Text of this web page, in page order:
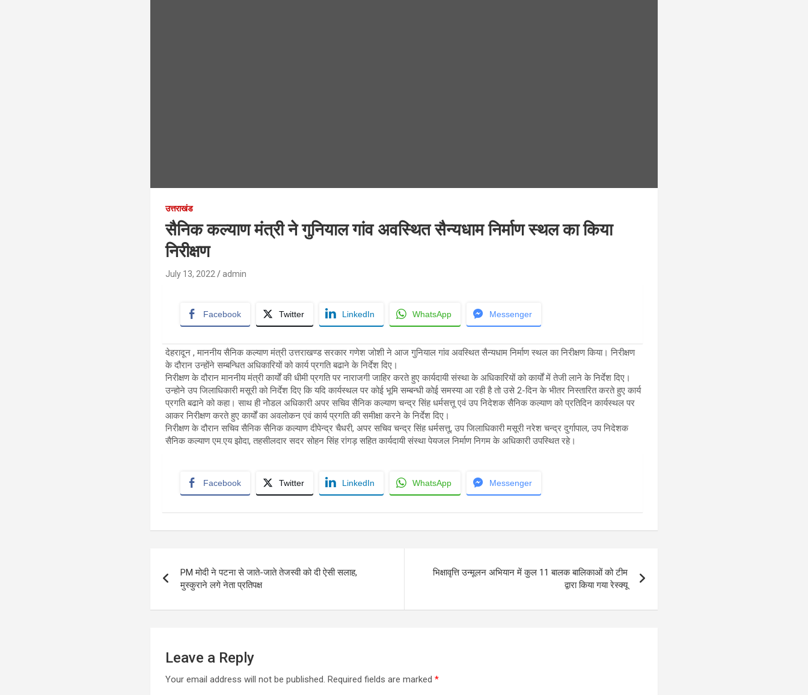
उत्तराखंड
सैनिक कल्याण मंत्री ने गुनियाल गांव अवस्थित सैन्यधाम निर्माण स्थल का किया
निरीक्षण
July 13, 2022 admin
Facebook Twitter LinkedIn WhatsApp Messenger
देहरादून , माननीय सैनिक कल्याण मंत्री उत्तराखण्ड सरकार गणेश जोशी ने आज गुनियाल गांव अवस्थित सैन्यधाम निर्माण स्थल का निरीक्षण किया। निरीक्षण
के दौरान उन्होंने सम्बन्धित अधिकारियों को कार्य प्रगति बढाने के निर्देश दिए।
निरीक्षण के दौरान माननीय मंत्री कार्यों की धीमी प्रगति पर नाराजगी जाहिर करते हुए कार्यदायी संस्था के अधिकारियों को कार्यों में तेजी लाने के निर्देश दिए।
उन्होने उप जिलाधिकारी मसूरी को निर्देश दिए कि यदि कार्यस्थल पर कोई भूमि सम्बन्धी कोई समस्या आ रही है तो उसे 2-दिन के भीतर निस्तारित करते हुए कार्य
प्रगति बढाने को कहा। साथ ही नोेडल अधिकारी अपर सचिव सैनिक कल्याण चन्द्र सिंह धर्मसत्तू एवं उप निदेशक सैनिक कल्याण को प्रतिदिन कार्यस्थल पर
आकर निरीक्षण करते हुए कार्यों का अवलोकन एवं कार्य प्रगति की समीक्षा करने के निर्देश दिए।
निरीक्षण के दौरान सचिव सैनिक सैनिक कल्याण दीपेन्द्र चैधरी, अपर सचिव चन्द्र सिंह धर्मसत्तू, उप जिलाधिकारी मसूरी नरेश चन्द्र दुर्गापाल, उप निदेशक
सैनिक कल्याण एम.एय झोदा, तहसीलदार सदर सोहन सिंह रांगड़ सहित कार्यदायी संस्था पेयजल निर्माण निगम के अधिकारी उपस्थित रहे।
Facebook Twitter LinkedIn WhatsApp Messenger
navigation
PM मोदी ने पटना से जाते-जाते तेजस्वी को दी ऐसी सलाह,
मुस्कुराने लगे नेता प्रतिपक्ष
भिक्षावृत्ति उन्मूलन अभियान में कुल 11 बालक बालिकाओं को टीम
द्वारा किया गया रेस्क्यू
Leave a Reply
Your email address will not be published. Required fields are marked*